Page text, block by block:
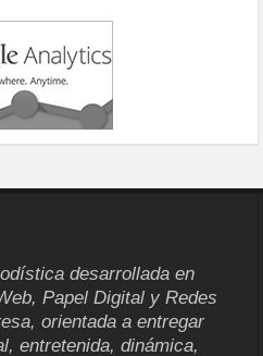
desarrollada en
Papel Digital y Redes
orientada a entregar
entretenida, dinámica,